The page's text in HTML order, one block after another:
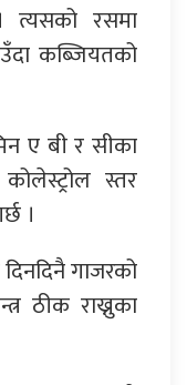
त्यसको रसमा
कब्जियतको
ए बी र सीका
स्तर
।
गाजरको
ठीक राख्नुका